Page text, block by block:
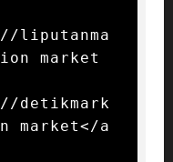
liputanma
market
detikmark
market</a